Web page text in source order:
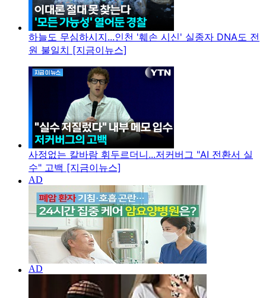
하늘도 무심하시지...인천 '훼손 시신' 실종자 DNA도 전
원 불일치 [지금이뉴스]
사정없는 칼바람 휘두르더니...저커버그 "AI 전환서 실
수" 고백 [지금이뉴스]